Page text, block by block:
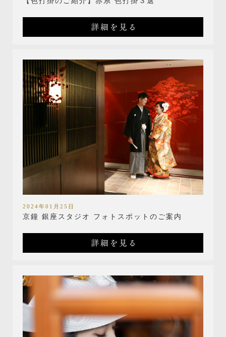
2024年01月25日
京鐘 銀座スタジオ フォトスポットのご案内